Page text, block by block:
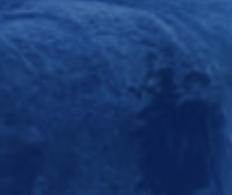
अनलाइन घटना दर्ता